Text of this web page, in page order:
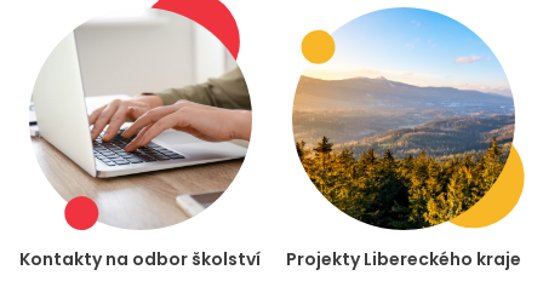
Kontakty na odbor školství Projekty Libereckého kraje